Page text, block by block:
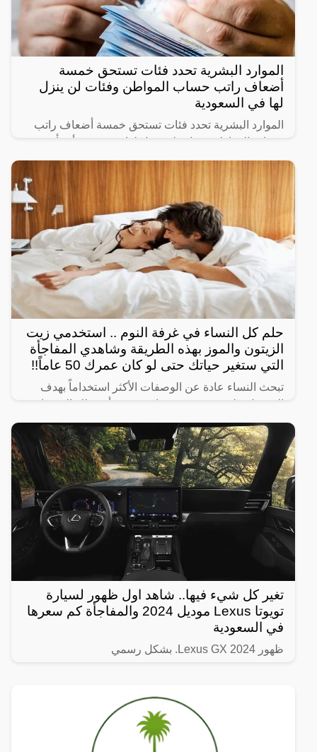
الموارد البشرية تحدد فئات تستحق خمسة
أضعاف راتب حساب المواطن وفئات لن ينزل
لها في السعودية
الموارد البشرية تحدد فئات تستحق خمسة أضعاف راتب
حساب المواطن وفئات لن ينزل لها دعم حيث أنشأت
الحكومة السعودية برنامج حساب المواطن لحماية الأسر
السعودية من
حلم كل النساء في غرفة النوم .. استخدمي زيت
الزيتون والموز بهذه الطريقة وشاهدي المفاجأة
التي ستغير حياتك حتى لو كان عمرك 50 عاماً!!
تبحث النساء عادة عن الوصفات الأكثر استخداماً بهدف
الحصول على شعر صحي وناعم، ومن أبرز تلك الوصفات
الخاصة بالبشرة والجسم للحصول على أفضل نتيجة خلال
فترة قصيرة،
تغير كل شيء فيها.. شاهد اول ظهور لسيارة
تويوتا Lexus موديل 2024 والمفاجأة كم سعرها
في السعودية
ظهور Lexus GX 2024. بشكل رسمي